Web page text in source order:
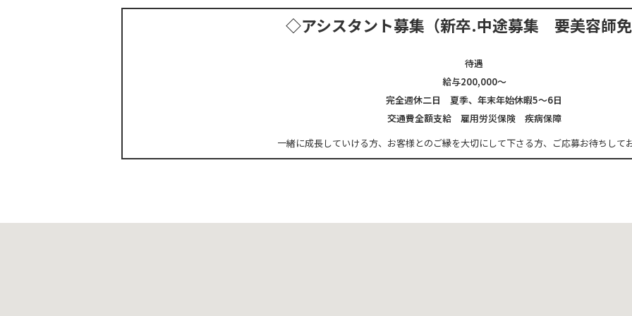
◇アシスタント募集 （新卒.中途募集 要美容師免
待遇
給与200,000～
完全週休二日 夏季、年末年始休暇5～6日
交通費全額支給 雇用労災保険 疾病保障
一緒に成長していける方、 お客様とのご縁を大切にして下さる方、 ご応募お待ちして